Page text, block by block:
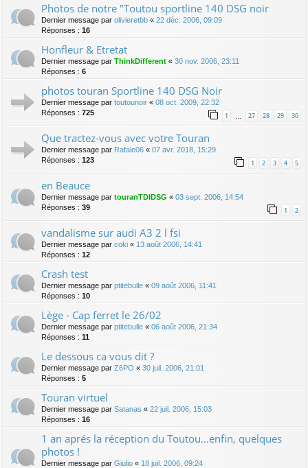
Photos de notre "Toutou sportline 140 DSG noir
Dernier message par olivieretbb « 22 déc. 2006, 09:09
Réponses : 16
Honfleur & Etretat
Dernier message par ThinkDifferent « 30 nov. 2006, 23:11
Réponses : 6
photos touran Sportline 140 DSG Noir
Dernier message par toutounoir « 08 oct. 2009, 22:32
Réponses : 725 1 27 28 29 30
Que tractez-vous avec votre Touran
Dernier message par Rafale06 « 07 avr. 2018, 15:29
Réponses : 123 1 2 3 4 5
en Beauce
Dernier message par touranTDIDSG « 03 sept. 2006, 14:54
Réponses : 39 1 2
vandalisme sur audi A3 2 l fsi
Dernier message par coki « 13 août 2006, 14:41
Réponses : 12
Crash test
Dernier message par ptitebulle « 09 août 2006, 11:41
Réponses : 10
Lège - Cap ferret le 26/02
Dernier message par ptitebulle « 06 août 2006, 21:34
Réponses : 11
Le dessous ca vous dit ?
Dernier message par Z6PO « 30 juil. 2006, 21:01
Réponses : 5
Touran virtuel
Dernier message par Satanas « 22 juil. 2006, 15:03
Réponses : 16
1 an aprés la réception du Toutou...enfin, quelques
photos !
Dernier message par Giulio « 18 juil. 2006, 09:24